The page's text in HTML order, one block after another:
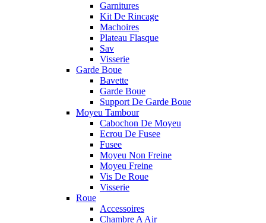
Garnitures
Kit De Rincage
Machoires
Plateau Flasque
Sav
Visserie
Garde Boue
Bavette
Garde Boue
Support De Garde Boue
Moyeu Tambour
Cabochon De Moyeu
Ecrou De Fusee
Fusee
Moyeu Non Freine
Moyeu Freine
Vis De Roue
Visserie
Roue
Accessoires
Chambre A Air